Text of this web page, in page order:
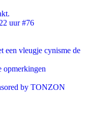
uur #76
een vleugje cynisme de
opmerkingen
by TONZON